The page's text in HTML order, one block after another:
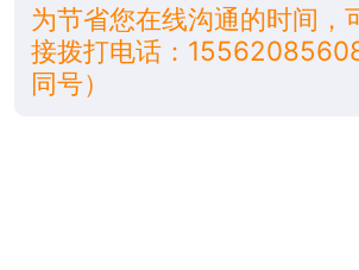
为节省您在线沟通的时间，
接拨打电话：
同号）